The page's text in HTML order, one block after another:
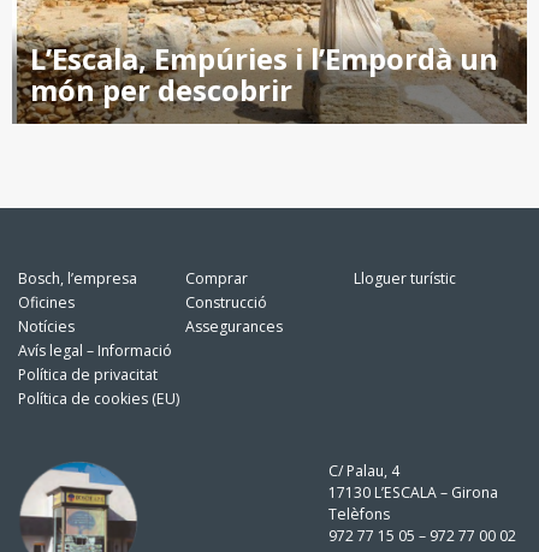
L’Escala, Empúries i l’Empordà un
món per descobrir
Bosch, l’empresa
Oficines
Notícies
Avís legal – Informació
Política de privacitat
Política de cookies (EU)
Comprar
Construcció
Assegurances
Lloguer turístic
C/ Palau, 4
17130 L’ESCALA – Girona
Telèfons
972 77 15 05 – 972 77 00 02